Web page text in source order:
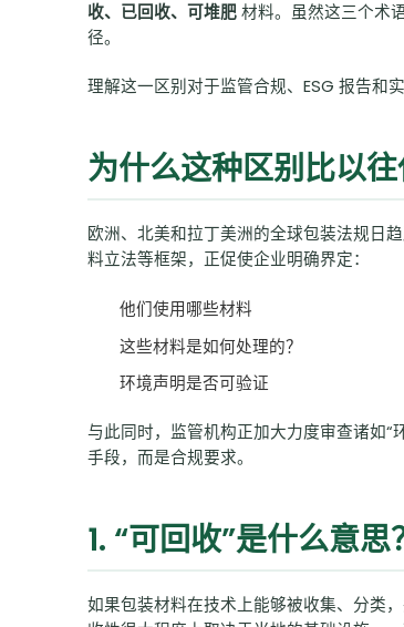
收、已回收、可堆肥材料。虽然这三个术
径。
理解这一区别对于监管合规、ESG 报告和
为什么这种区别比以
欧洲、北美和拉丁美洲的全球包装法规日
料立法等框架，正促使企业明确界定：
他们使用哪些材料
这些材料是如何处理的？
环境声明是否可验证
与此同时，监管机构正加大力度审查诸如“
手段，而是合规要求。
1. “可回收”是什么意思
如果包装材料在技术上能够被收集、分类